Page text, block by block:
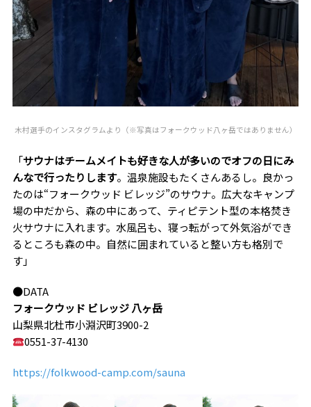
木村選手のインスタグラムより（※写真はフォークウッド八ヶ岳ではありません）
「サウナはチームメイトも好きな人が多いのでオフの日にみ
んなで行ったりします。温泉施設もたくさんあるし。良かっ
たのは“フォークウッド ビレッジ”のサウナ。広大なキャンプ
場の中だから、森の中にあって、ティピテント型の本格焚き
火サウナに入れます。水風呂も、寝っ転がって外気浴ができ
るところも森の中。自然に囲まれていると整い方も格別で
す」
●DATA
フォークウッド ビレッジ 八ヶ岳
山梨県北杜市小淵沢町3900-2
0551-37-4130
https://folkwood-camp.com/sauna